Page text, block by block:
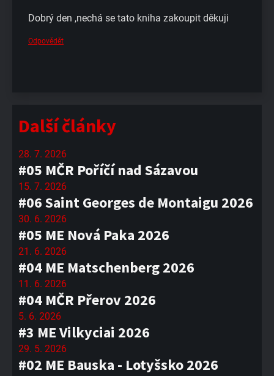
Dobrý den ,nechá se tato kniha zakoupit děkuji
Odpovědět
Další články
28. 7. 2026
#05 MČR Poříčí nad Sázavou
15. 7. 2026
#06 Saint Georges de Montaigu 2026
30. 6. 2026
#05 ME Nová Paka 2026
21. 6. 2026
#04 ME Matschenberg 2026
11. 6. 2026
#04 MČR Přerov 2026
5. 6. 2026
#3 ME Vilkyciai 2026
29. 5. 2026
#02 ME Bauska - Lotyšsko 2026